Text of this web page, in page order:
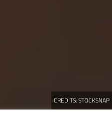
CREDITS:STOCKSNAP